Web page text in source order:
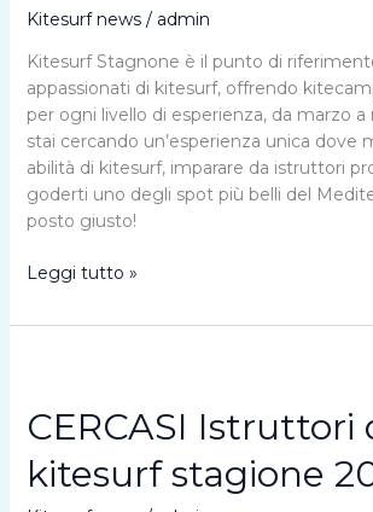
Kitesurf news/ admin
Kitesurf Stagnone è il punto di
appassionati di kitesurf, offrendo
per ogni livello di esperienza, da marzo a
stai cercando un’esperienza unica dove
abilità di kitesurf, imparare da istruttori
goderti uno degli spot più belli del
posto giusto!
Kitecamp
Lo
Avventura
di
Kitesurf
Leggi tutto »
CERCASI Istruttori
kitesurf stagione